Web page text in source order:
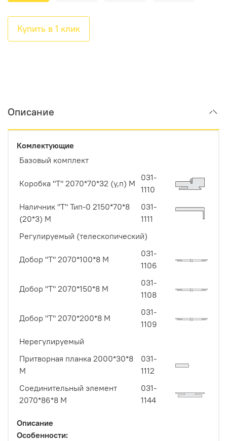
Купить в 1 клик
Описание
Комлектующие
Базовый комплект
Коробка "Т" 2070*70*32 (у,п) М
031-
1110
Наличник "Т" Тип-0 2150*70*8
(20*3) М
031-
1111
Регулируемый (телескопический)
Добор "Т" 2070*100*8 M
031-
1106
Добор "Т" 2070*150*8 М
031-
1108
Добор "Т" 2070*200*8 М
031-
1109
Нерегулируемый
Притворная планка 2000*30*8
М
031-
1112
Соединительный элемент
2070*86*8 М
031-
1144
Описание
Особенности: